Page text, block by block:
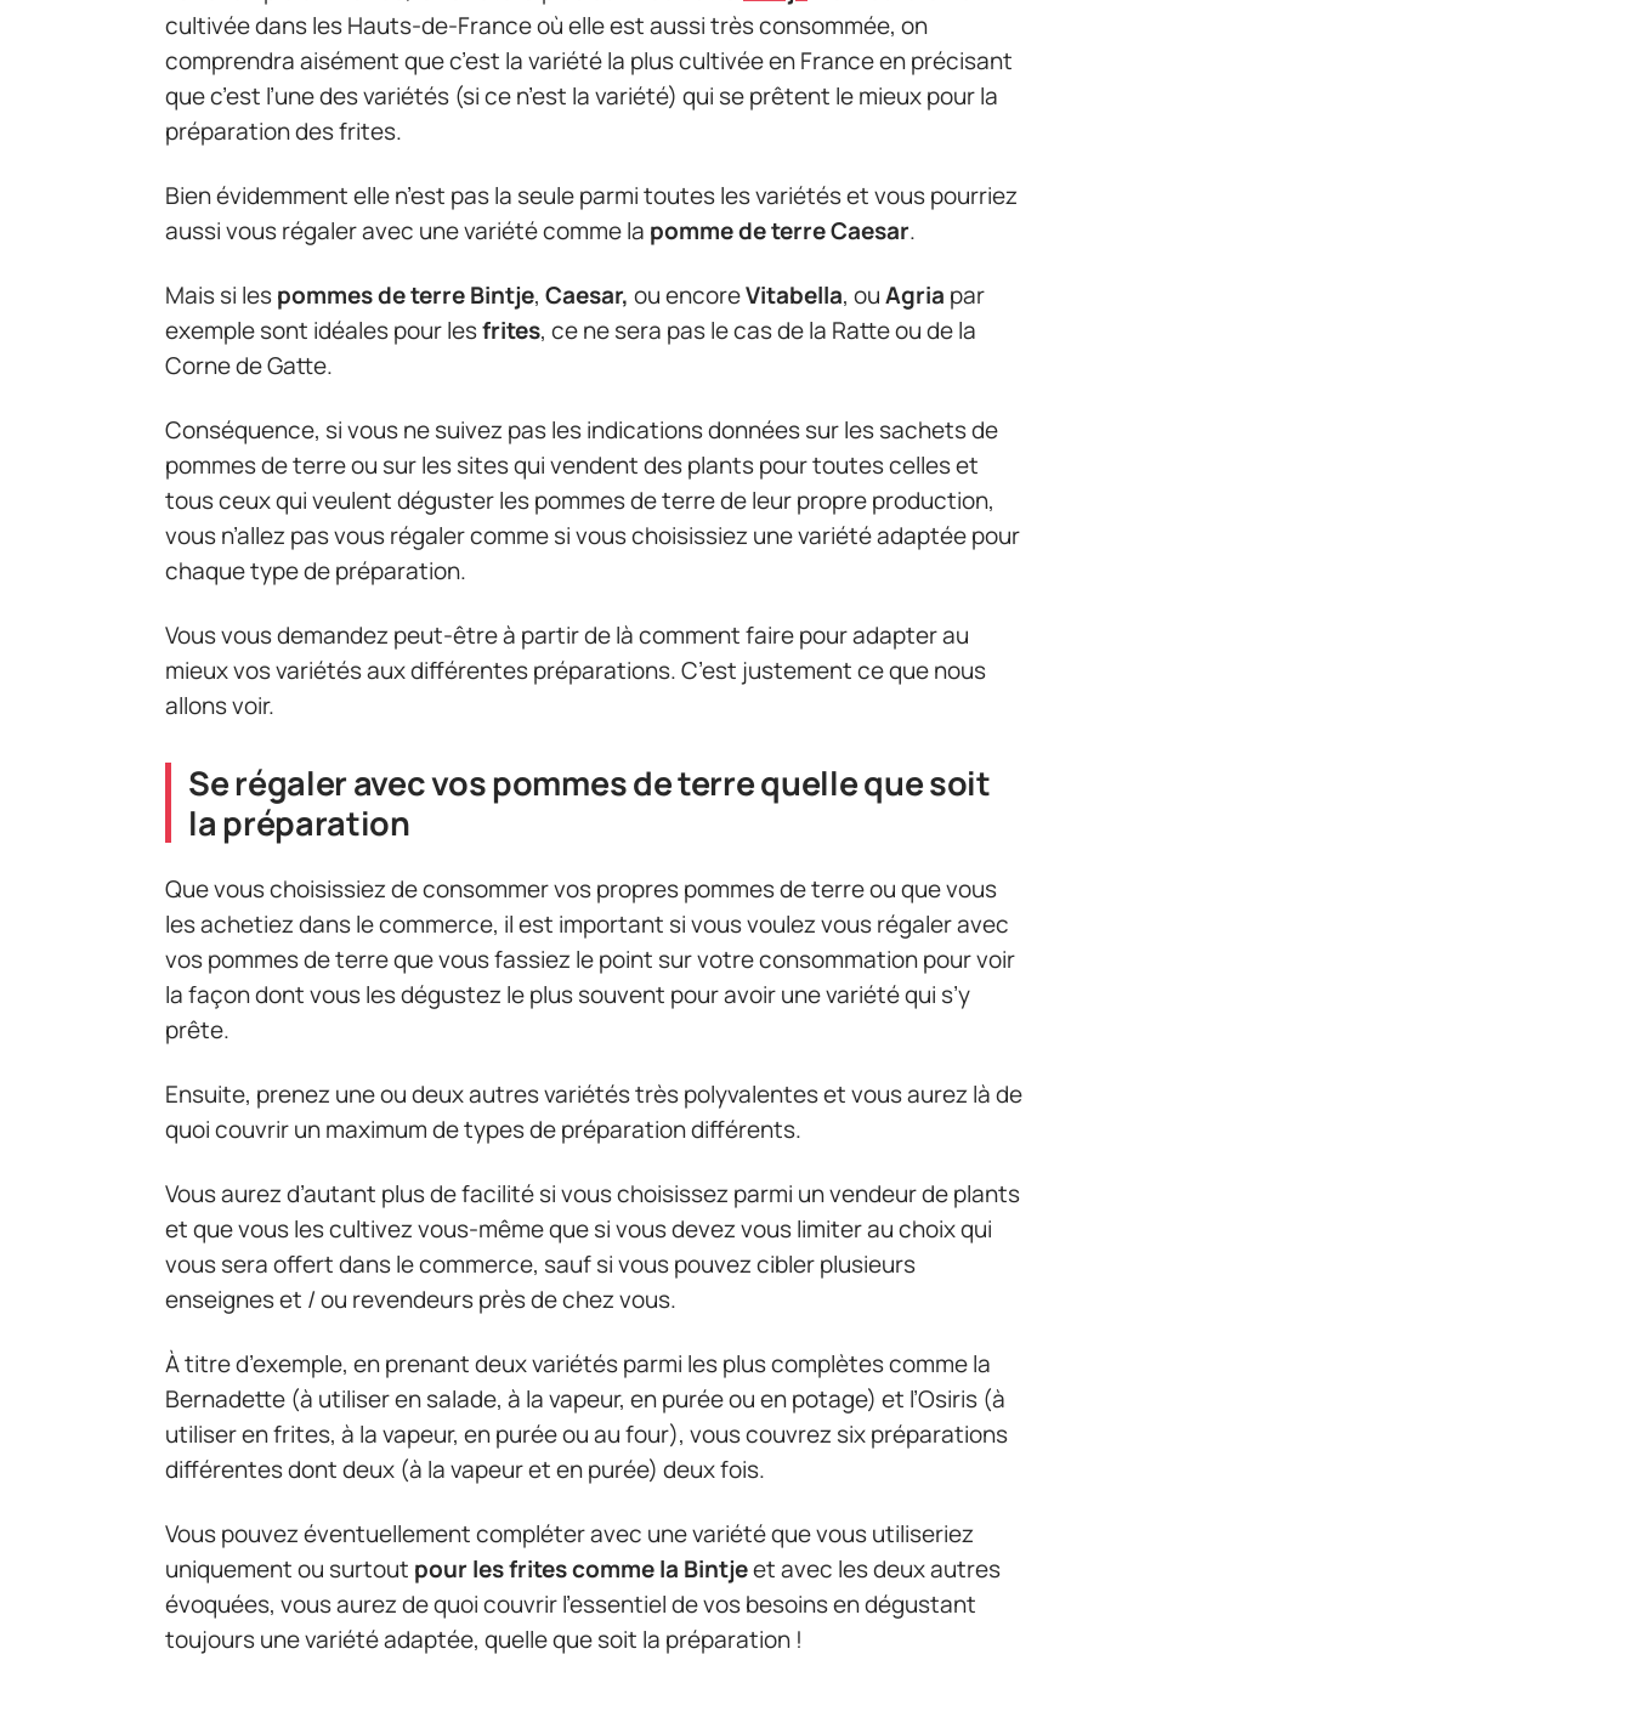
cultivée dans les Hauts-de-France où elle est aussi très consommée, on
comprendra aisément que c’est la variété la plus cultivée en France en précisant
que c’est l’une des variétés (si ce n’est la variété) qui se prêtent le mieux pour la
préparation des frites.
Bien évidemment elle n’est pas la seule parmi toutes les variétés et vous pourriez
aussi vous régaler avec une variété comme la pomme de terre Caesar.
Mais si lespommes de terreBintje, Caesar, ou encoreVitabella, ouAgria par
exemple sont idéales pour lesfrites, ce ne sera pas le cas de la Ratte ou de la
Corne de Gatte.
Conséquence, si vous ne suivez pas les indications données sur les sachets de
pommes de terre ou sur les sites qui vendent des plants pour toutes celles et
tous ceux qui veulent déguster les pommes de terre de leur propre production,
vous n’allez pas vous régaler comme si vous choisissiez une variété adaptée pour
chaque type de préparation.
Vous vous demandez peut-être à partir de là comment faire pour adapter au
mieux vos variétés aux différentes préparations. C’est justement ce que nous
allons voir.
Se régaler avec vos pommes de terre quelle que soit
la préparation
Que vous choisissiez de consommer vos propres pommes de terre ou que vous
les achetiez dans le commerce, il est important si vous voulez vous régaler avec
vos pommes de terre que vous fassiez le point sur votre consommation pour voir
la façon dont vous les dégustez le plus souvent pour avoir une variété qui s’y
prête.
Ensuite, prenez une ou deux autres variétés très polyvalentes et vous aurez là de
quoi couvrir un maximum de types de préparation différents.
Vous aurez d’autant plus de facilité si vous choisissez parmi un vendeur de plants
et que vous les cultivez vous-même que si vous devez vous limiter au choix qui
vous sera offert dans le commerce, sauf si vous pouvez cibler plusieurs
enseignes et / ou revendeurs près de chez vous.
À titre d’exemple, en prenant deux variétés parmi les plus complètes comme la
Bernadette (à utiliser en salade, à la vapeur, en purée ou en potage) et l’Osiris (à
utiliser en frites, à la vapeur, en purée ou au four), vous couvrez six préparations
différentes dont deux (à la vapeur et en purée) deux fois.
Vous pouvez éventuellement compléter avec une variété que vous utiliseriez
uniquement ou surtout pour les frites comme la Bintjeet avec les deux autres
évoquées, vous aurez de quoi couvrir l’essentiel de vos besoins en dégustant
toujours une variété adaptée, quelle que soit la préparation !